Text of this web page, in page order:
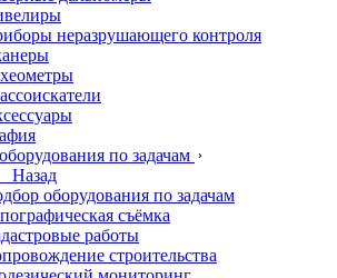
неразрушающего контроля
по задачам
Назад
оборудования по задачам
съёмка
работы
строительства